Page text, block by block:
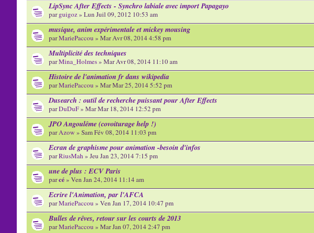
LipSync After Effects - Synchro labiale avec import Papagayo
parguigoz» Lun Juil 09, 2012 10:53 am
musique, anim expérimentale et mickey mousing
parMariePaccou » Mar Avr 08, 2014 4:58 pm
Multiplicité des techniques
parMina_Holmes» Mar Avr 08, 2014 11:10 am
Histoire de l'animation fr dans wikipedia
parMariePaccou » Mar Mar 25, 2014 5:52 pm
Dusearch : outil de recherche puissant pour After Effects
parDuDuF» Mar Mar 18, 2014 12:52 pm
JPO Angoulême (covoiturage help !)
parAzow » Sam Fév 08, 2014 11:03 pm
Ecran de graphisme pour animation -besoin d'infos
parRiusMah» Jeu Jan 23, 2014 7:15 pm
une de plus : ECV Paris
parcé» Ven Jan 24, 2014 11:14 am
Ecrire l'Animation, par l'AFCA
parMariePaccou » Ven Jan 17, 2014 10:47 pm
Bulles de rêves, retour sur les courts de 2013
parMariePaccou » Mar Jan 07, 2014 2:47 pm